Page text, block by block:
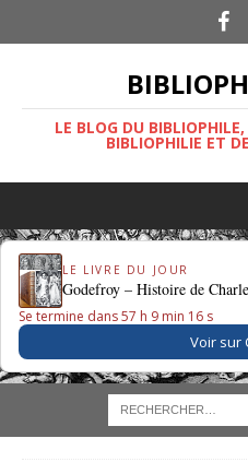
LE BLOG DU
BIBLIOPHILIE ET
LE LIVRE DU JOUR
Godefroy – Histoire de
Se termine dans 57 h 9 min 15 s
Voir sur